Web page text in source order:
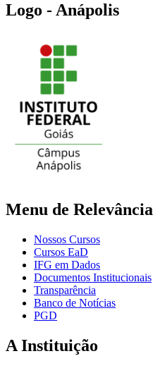
Logo - Anápolis
Menu de Relevância
Nossos Cursos
Cursos EaD
IFG em Dados
Documentos Institucionais
Transparência
Banco de Notícias
PGD
A Instituição